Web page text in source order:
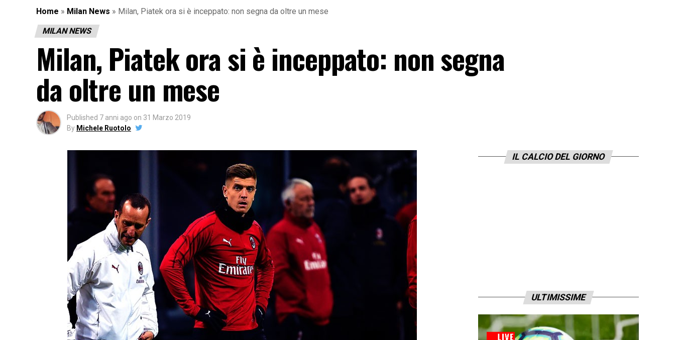
Home » Milan News » Milan, Piatek ora si è inceppato: non segna da oltre un mese
MILAN NEWS
Milan, Piatek ora si è inceppato: non segna
da oltre un mese
Published 7 anni ago on 31 Marzo 2019
By Michele Ruotolo
IL CALCIO DEL GIORNO
ULTIMISSIME